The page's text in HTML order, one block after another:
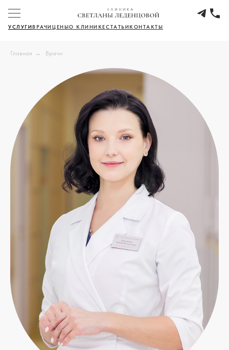
УСЛУГИВРАЧИЦЕНЫО КЛИНИКЕСТАТЬИКОНТАКТЫ
Главная → Врачи